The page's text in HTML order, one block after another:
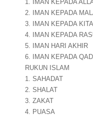
1. IMAN KEPADA
2. IMAN KEPADA
3. IMAN KEPADA
4. IMAN KEPADA
5. IMAN HARI AKHIR
6. IMAN KEPADA
RUKUN ISLAM
1. SAHADAT
2. SHALAT
3. ZAKAT
4. PUASA